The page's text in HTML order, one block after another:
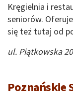
Kręgielnia i
seniorów.
się też tutaj od
ul. Piątkowska
Poznańskie